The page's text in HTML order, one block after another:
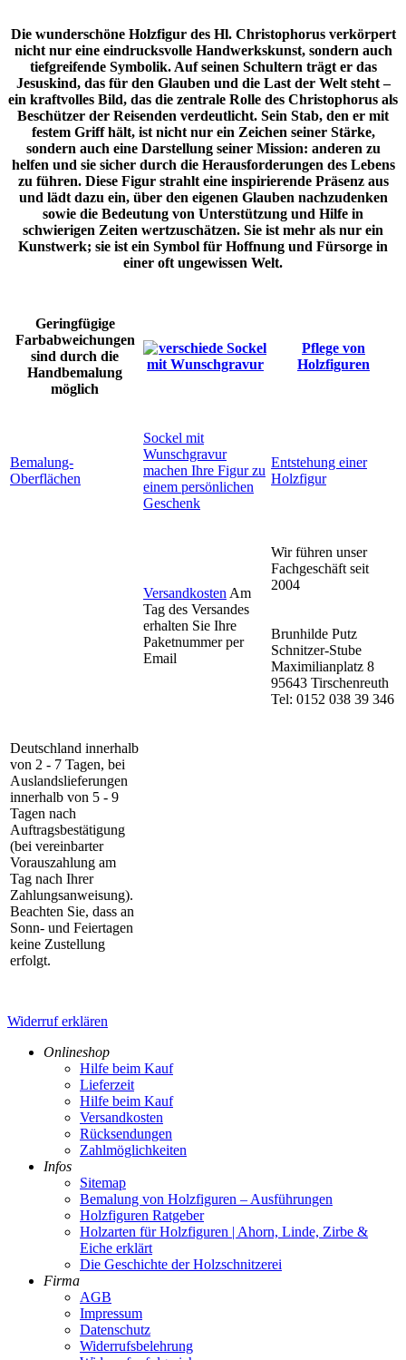
Die wunderschöne Holzfigur des Hl. Christophorus verkörpert
nicht nur eine eindrucksvolle Handwerkskunst, sondern auch
tiefgreifende Symbolik. Auf seinen Schultern trägt er das
Jesuskind, das für den Glauben und die Last der Welt steht –
ein kraftvolles Bild, das die zentrale Rolle des Christophorus als
Beschützer der Reisenden verdeutlicht. Sein Stab, den er mit
festem Griff hält, ist nicht nur ein Zeichen seiner Stärke,
sondern auch eine Darstellung seiner Mission: anderen zu
helfen und sie sicher durch die Herausforderungen des Lebens
zu führen. Diese Figur strahlt eine inspirierende Präsenz aus
und lädt dazu ein, über den eigenen Glauben nachzudenken
sowie die Bedeutung von Unterstützung und Hilfe in
schwierigen Zeiten wertzuschätzen. Sie ist mehr als nur ein
Kunstwerk; sie ist ein Symbol für Hoffnung und Fürsorge in
einer oft ungewissen Welt.
Geringfügige
Farbabweichungen
sind durch die
Handbemalung
möglich
Pflege von
Holzfiguren
Bemalung-
Oberflächen
Sockel mit
Wunschgravur
machen Ihre Figur zu
einem persönlichen
Geschenk
Entstehung einer
Holzfigur
Versandkosten Am
Tag des Versandes
erhalten Sie Ihre
Paketnummer per
Email
Wir führen unser
Fachgeschäft seit
2004
Brunhilde Putz
Schnitzer-Stube
Maximilianplatz 8
95643 Tirschenreuth
Tel: 0152 038 39 346
Deutschland innerhalb
von 2 - 7 Tagen, bei
Auslandslieferungen
innerhalb von 5 - 9
Tagen nach
Auftragsbestätigung
(bei vereinbarter
Vorauszahlung am
Tag nach Ihrer
Zahlungsanweisung).
Beachten Sie, dass an
Sonn- und Feiertagen
keine Zustellung
erfolgt.
Widerruf erklären
Onlineshop
Hilfe beim Kauf
Lieferzeit
Hilfe beim Kauf
Versandkosten
Rücksendungen
Zahlmöglichkeiten
Infos
Sitemap
Bemalung von Holzfiguren – Ausführungen
Holzfiguren Ratgeber
Holzarten für Holzfiguren | Ahorn, Linde, Zirbe &
Eiche erklärt
Die Geschichte der Holzschnitzerei
Firma
AGB
Impressum
Datenschutz
Widerrufsbelehrung